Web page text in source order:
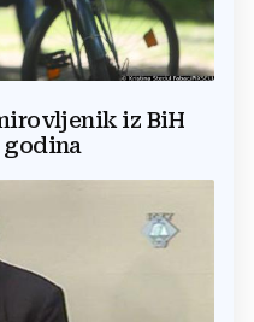
iz BiH